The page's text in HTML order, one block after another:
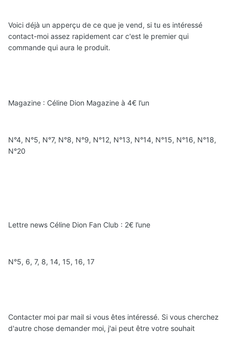
Voici déjà un apperçu de ce que je vend, si tu es intéressé
contact-moi assez rapidement car c'est le premier qui
commande qui aura le produit.
Magazine : Céline Dion Magazine à 4€ l’un
N°4, N°5, N°7, N°8, N°9, N°12, N°13, N°14, N°15, N°16, N°18,
N°20
Lettre news Céline Dion Fan Club : 2€ l’une
N°5, 6, 7, 8, 14, 15, 16, 17
Contacter moi par mail si vous êtes intéressé. Si vous cherchez
d'autre chose demander moi, j'ai peut être votre souhait